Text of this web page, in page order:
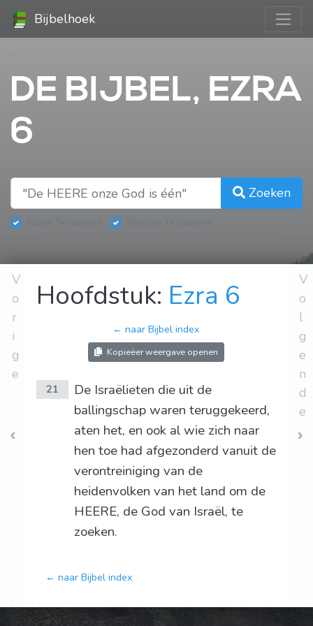
Bijbelhoek
DE BIJBEL, EZRA
6
Zoeken
V
o
r
i
g
e
Hoofdstuk: Ezra 6
← naar Bijbel index
Kopieëer weergave openen
21
De Israëlieten die uit de
ballingschap waren teruggekeerd,
aten het, en ook al wie zich naar
hen toe had afgezonderd vanuit de
verontreiniging van de
heidenvolken van het land om de
HEERE, de God van Israël, te
zoeken.
← naar Bijbel index
V
o
l
g
e
n
d
e